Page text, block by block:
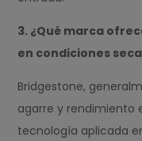
3. ¿Qué marca
en condiciones
Bridgestone,
agarre y rendimiento
tecnología aplicada